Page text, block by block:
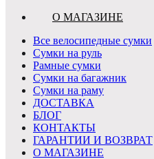
О МАГАЗИНЕ
Все велосипедные сумки
Сумки на руль
Рамные сумки
Сумки на багажник
Сумки на раму
ДОСТАВКА
БЛОГ
КОНТАКТЫ
ГАРАНТИИ И ВОЗВРАТ
О МАГАЗИНЕ